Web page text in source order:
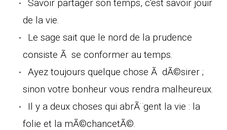
Savoir partager son temps, c'est savoir jouir
de la vie.
Le sage sait que le nord de la prudence
consiste Ã se conformer au temps.
Ayez toujours quelque chose Ã dÃ©sirer ;
sinon votre bonheur vous rendra malheureux.
Il y a deux choses qui abrÃ¨gent la vie : la
folie et la mÃ©chancetÃ©.